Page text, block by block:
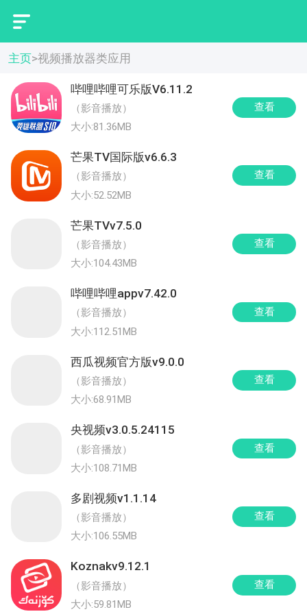
主页>视频播放器类应用
哔哩哔哩可乐版V6.11.2
（影音播放）
大小:81.36MB
查看
芒果TV国际版v6.6.3
（影音播放）
大小:52.52MB
查看
芒果TVv7.5.0
（影音播放）
大小:104.43MB
查看
哔哩哔哩appv7.42.0
（影音播放）
大小:112.51MB
查看
西瓜视频官方版v9.0.0
（影音播放）
大小:68.91MB
查看
央视频v3.0.5.24115
（影音播放）
大小:108.71MB
查看
多剧视频v1.1.14
（影音播放）
大小:106.55MB
查看
Koznakv9.12.1
（影音播放）
大小:59.81MB
查看